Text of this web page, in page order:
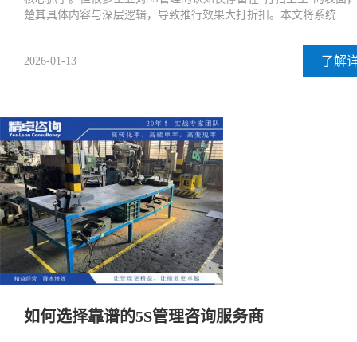
楚其具体内容与深层逻辑，导致推行效果大打折扣。本文将系统
2026-01-13 了解
如何选择靠谱的5S管理咨询服务商